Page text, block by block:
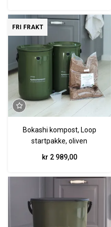
FRI FRAKT
Bokashi kompost, Loop
startpakke, oliven
kr 2 989,00